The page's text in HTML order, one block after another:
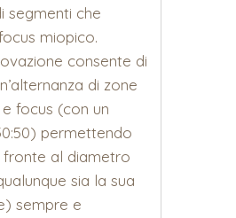
segmenti che
miopico.
consente di
di zone
focus (con un
permettendo
fronte al diametro
sia la sua
sempre e